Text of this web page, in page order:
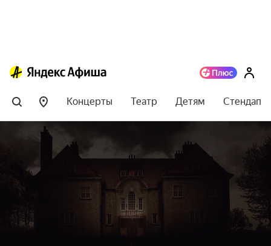
Концерты Театр Детям Стендап